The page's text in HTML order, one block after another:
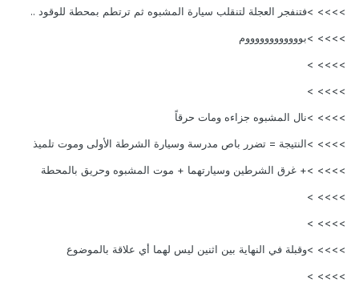
>>>> >فتنفجر العجلة لتنقلب سيارة المشبوه ثم ترتطم بمحطة للوقود ..
>>>> >بووووووووووووم
>>>> >
>>>> >
>>>> >نال المشبوه جزاءه ومات حرقاً
>>>> >النتيجة = تضرر باص مدرسة وسيارة الشرطة الأولى وموت تلميذ
>>>> >+ غرق الشرطين وسيارتهما + موت المشبوه وحريق بالمحطة
>>>> >
>>>> >
>>>> >وقبلة في النهاية بين اثنين ليس لهما أي علاقة بالموضوع
>>>> >